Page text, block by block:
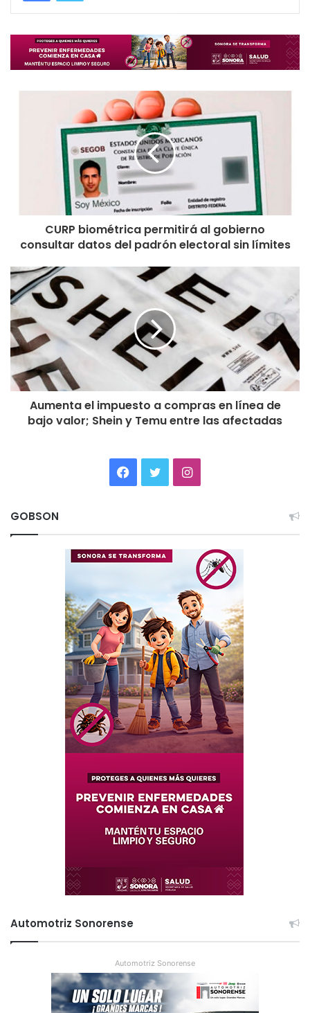
CURP biométrica permitirá al gobierno
consultar datos del padrón electoral sin límites
Aumenta el impuesto a compras en línea de
bajo valor; Shein y Temu entre las afectadas
Facebook
TwitterInstagram
GOBSON
Automotriz Sonorense
Automotriz Sonorense